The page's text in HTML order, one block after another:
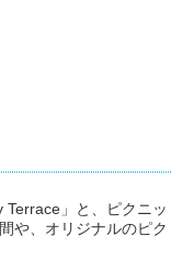
」と、ピクニッ
や、オリジナルのピク